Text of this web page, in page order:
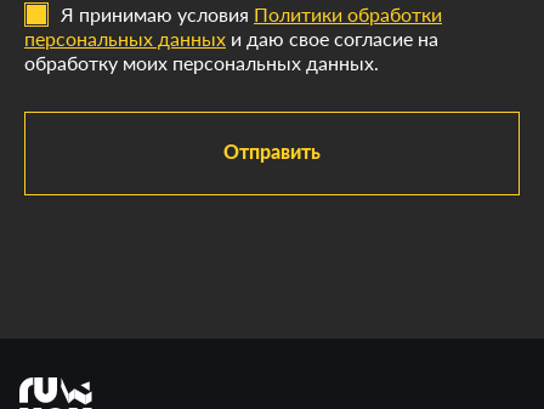
Я принимаю условия Политики обработки
персональных данных и даю свое согласие на
обработку моих персональных данных.
Отправить